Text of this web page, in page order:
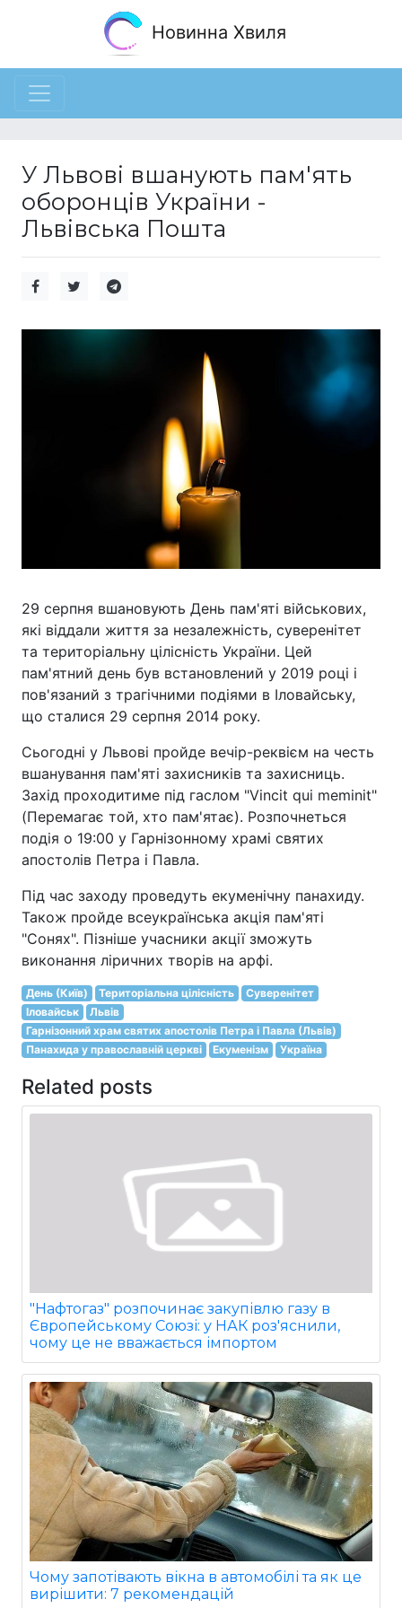
Новинна Хвиля
У Львові вшанують пам'ять
оборонців України -
Львівська Пошта
29 серпня вшановують День пам'яті військових,
які віддали життя за незалежність, суверенітет
та територіальну цілісність України. Цей
пам'ятний день був встановлений у 2019 році і
пов'язаний з трагічними подіями в Іловайську,
що сталися 29 серпня 2014 року.
Сьогодні у Львові пройде вечір-реквієм на честь
вшанування пам'яті захисників та захисниць.
Захід проходитиме під гаслом "Vincit qui meminit"
(Перемагає той, хто пам'ятає). Розпочнеться
подія о 19:00 у Гарнізонному храмі святих
апостолів Петра і Павла.
Під час заходу проведуть екуменічну панахиду.
Також пройде всеукраїнська акція пам'яті
"Сонях". Пізніше учасники акції зможуть
виконання ліричних творів на арфі.
День (Київ) Територіальна цілісність
Суверенітет
Іловайськ
Львів
Гарнізонний храм святих апостолів Петра і Павла (Львів)
Панахида у православній церкві
Екуменізм Україна
Related posts
"Нафтогаз" розпочинає закупівлю газу в
Європейському Союзі: у НАК роз'яснили,
чому це не вважається імпортом
Чому запотівають вікна в автомобілі та як це
вирішити: 7 рекомендацій